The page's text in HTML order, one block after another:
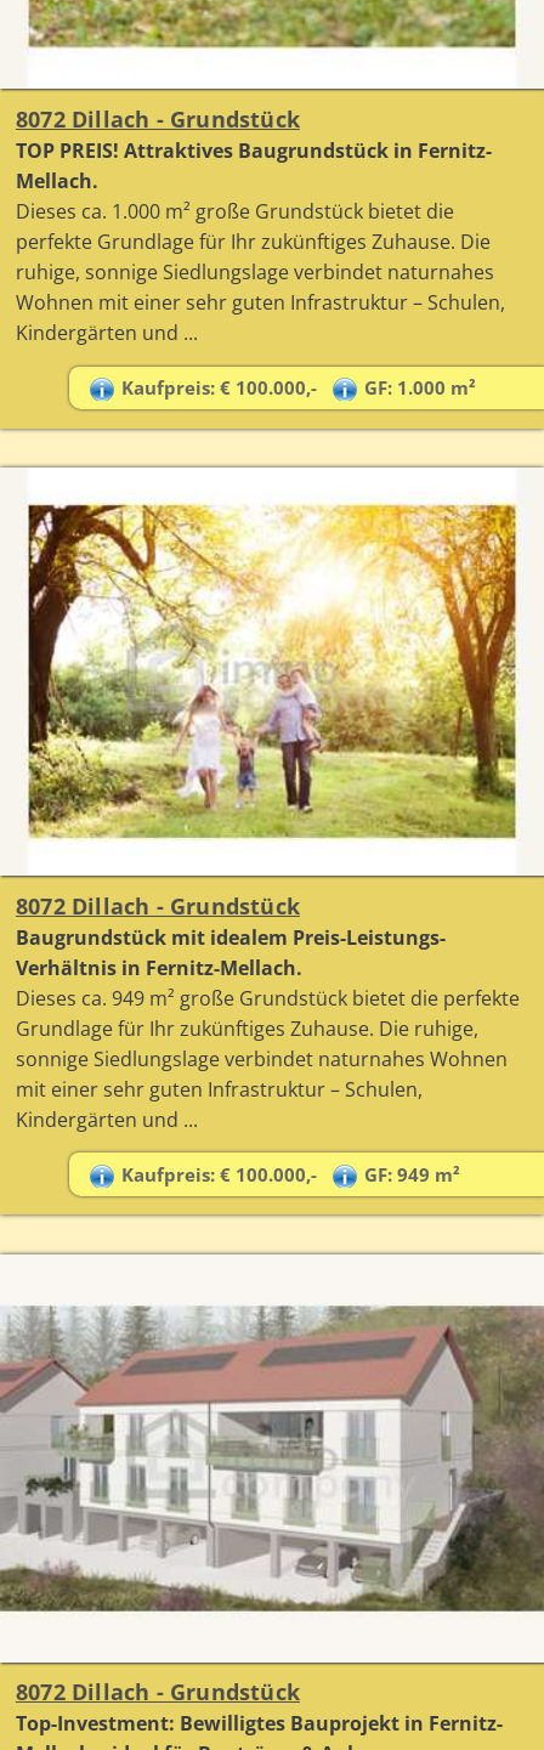
8072 Dillach - Grundstück
TOP PREIS! Attraktives Baugrundstück in Fernitz-
Mellach.
Dieses ca. 1.000 m² große Grundstück bietet die
perfekte Grundlage für Ihr zukünftiges Zuhause. Die
ruhige, sonnige Siedlungslage verbindet naturnahes
Wohnen mit einer sehr guten Infrastruktur – Schulen,
Kindergärten und ...
Kaufpreis: € 100.000,- GF: 1.000 m²
8072 Dillach - Grundstück
Baugrundstück mit idealem Preis-Leistungs-
Verhältnis in Fernitz-Mellach.
Dieses ca. 949 m² große Grundstück bietet die perfekte
Grundlage für Ihr zukünftiges Zuhause. Die ruhige,
sonnige Siedlungslage verbindet naturnahes Wohnen
mit einer sehr guten Infrastruktur – Schulen,
Kindergärten und ...
Kaufpreis: € 100.000,- GF: 949 m²
8072 Dillach - Grundstück
Top-Investment: Bewilligtes Bauprojekt in Fernitz-